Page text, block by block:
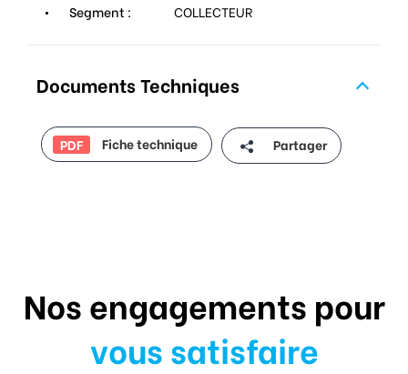
Segment :
COLLECTEUR
Documents Techniques
PDF Fiche technique Partager
Nos engagements pour
vous satisfaire